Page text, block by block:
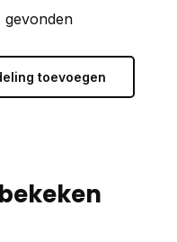
gevonden
toevoegen